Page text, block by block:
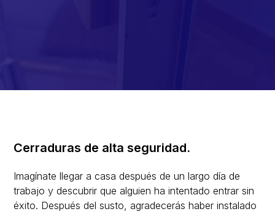
Cerraduras de alta seguridad.
Imagínate llegar a casa después de un largo día de
trabajo y descubrir que alguien ha intentado entrar sin
éxito. Después del susto, agradecerás haber instalado